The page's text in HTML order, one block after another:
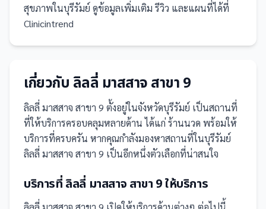
สุขภาพในบุรีรัมย์ ดูข้อมูลเพิ่มเติม รีวิว และแผนที่ได้ที่
Clinicintrend
เกี่ยวกับ ลิลลี่ มาสสาจ สาขา 9
ลิลลี่ มาสสาจ สาขา 9 ตั้งอยู่ในจังหวัดบุรีรัมย์ เป็นสถานที่
ที่ให้บริการครอบคลุมหลายด้าน ได้แก่ ร้านนวด พร้อมให้
บริการที่ครบครัน หากคุณกำลังมองหาสถานที่ในบุรีรัมย์
ลิลลี่ มาสสาจ สาขา 9 เป็นอีกหนึ่งตัวเลือกที่น่าสนใจ
บริการที่ ลิลลี่ มาสสาจ สาขา 9ให้บริการ